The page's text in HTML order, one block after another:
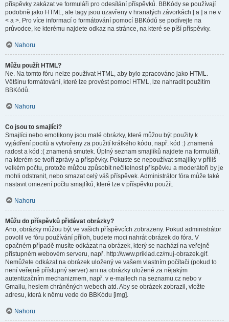
příspěvky zakázat ve formuláři pro odesílání příspěvků. BBKódy se používají
podobně jako HTML, ale tagy jsou uzavřeny v hranatých závorkách [ a ] a ne v
< a >. Pro více informací o formátování pomocí BBKódů se podívejte na
průvodce, ke kterému najdete odkaz na stránce, na které se píší příspěvky.
Nahoru
Můžu použít HTML?
Ne. Na tomto fóru nelze používat HTML, aby bylo zpracováno jako HTML.
Většinu formátování, které lze provést pomocí HTML, lze nahradit použitím
BBKódů.
Nahoru
Co jsou to smajlíci?
Smajlíci nebo emotikony jsou malé obrázky, které můžou být použity k
vyjádření pocitů a vytvořeny za použití krátkého kódu, např. kód :) znamená
radost a kód :( znamená smutek. Úplný seznam smajlíků najdete na formuláři,
na kterém se tvoří zprávy a příspěvky. Pokuste se nepoužívat smajlíky v příliš
velkém počtu, protože můžou způsobit nečitelnost příspěvku a moderátoři by je
mohli odstranit, nebo smazat celý váš příspěvek. Administrátor fóra může také
nastavit omezení počtu smajlíků, které lze v příspěvku použít.
Nahoru
Můžu do příspěvků přidávat obrázky?
Ano, obrázky můžou být ve vašich příspěvcích zobrazeny. Pokud administrátor
povolil ve fóru používání příloh, budete moci nahrát obrázek do fóra. V
opačném případě musíte odkázat na obrázek, který se nachází na veřejně
přístupném webovém serveru, např. http://www.priklad.cz/muj-obrazek.gif.
Nemůžete odkázat na obrázek uložený ve vašem vlastním počítači (pokud to
není veřejně přístupný server) ani na obrázky uložené za nějakým
autentizačním mechanizmem, např. v e-mailech na seznamu.cz nebo v
Gmailu, heslem chráněných webech atd. Aby se obrázek zobrazil, vložte
adresu, která k němu vede do BBKódu [img].
Nahoru